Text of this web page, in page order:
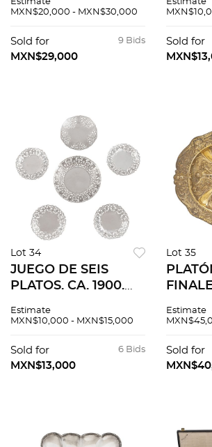
Elaborados en plata
cincelada con marca
GNZ del ensayador
MXN$20,000 - MXN$30,000
9 Bids
Sold for
MXN$29,000
1,000.5
Sold for
Lot 34
JUEGO DE SEIS
PLATOS. CA. 1900.
Decorados con
calados. 19 cm. de
diámetro
Estimate
MXN$10,000 - MXN$15,000
6 Bids
Sold for
MXN$13,000
Lot 35
plata
con
Estimate
Sold for